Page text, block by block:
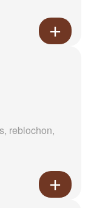
reblochon,